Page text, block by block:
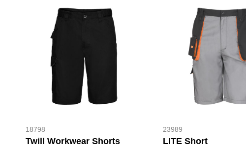
18798
Twill Workwear Shorts
23989
LITE Short